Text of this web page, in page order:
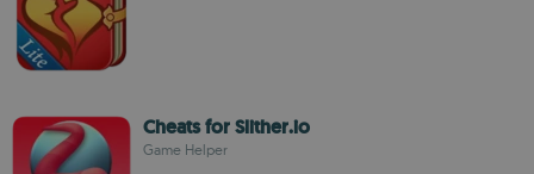
Cheats for Slither.io
Game Helper